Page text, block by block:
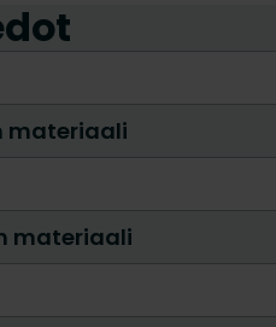
materiaali
materiaali